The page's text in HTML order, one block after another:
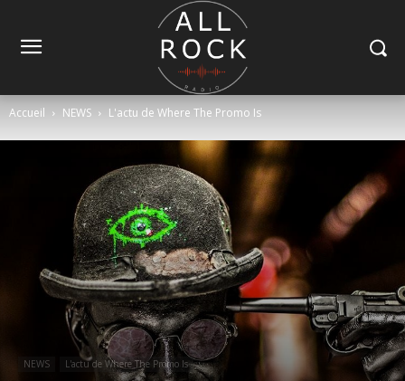
Accueil NEWS L'actu de Where The Promo Is
NEWS L'actu de Where The Promo Is